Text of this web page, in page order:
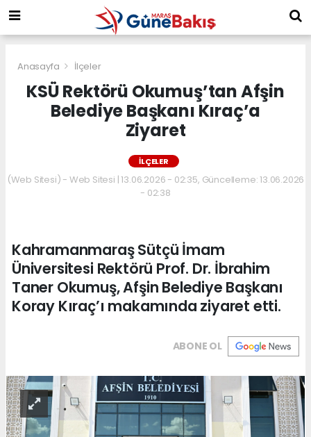
Anasayfa İlçeler
KSÜ Rektörü Okumuş’tan Afşin
Belediye Başkanı Kıraç’a
Ziyaret
İLÇELER
(Web Sitesi) - Web Sitesi | 13.06.2026 - 02:35, Güncelleme: 13.06.2026
- 02:38
Kahramanmaraş Sütçü İmam
Üniversitesi Rektörü Prof. Dr. İbrahim
Taner Okumuş, Afşin Belediye Başkanı
Koray Kıraç’ı makamında ziyaret etti.
ABONE OL